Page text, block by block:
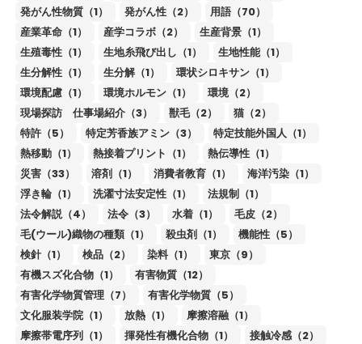
発がん性物質（1）
発がん性（2）
用語（70）
産業革命（1）
産学コラボ（2）
生産背景（1）
生殖毒性（1）
生地糸飛び出し（1）
生地性能（1）
生分解性（1）
生分解（1）
環状シロキサン（1）
環境配慮（1）
環境ホルモン（1）
環境（2）
現場探訪 仕事場紹介（3）
獣毛（2）
猫（2）
特許（5）
特定芳香族アミン（3）
特定技能外国人（1）
熱移動（1）
熱接着プリント（1）
熱伝導性（1）
災害（33）
溶剤（1） 消費者教育（1）
海洋汚染（1）
浮き輪（1）
洗濯寸法安定性（1）
法規制（1）
法令解説（4）
法令（3） 水着（1）
毛皮（2）
毛(ウール)織物の種類（1）
殺虫剤（1）
機能性（5）
検針（1）
検品（2） 染料（1）
東京（9）
有機スズ化合物（1）
有害物質（12）
有害化学物質管理（7）
有害化学物質（5）
文化服装学院（1）
放熱（1）
摩擦溶融（1）
摩擦帯電序列（1）
揮発性有機化合物（1）
接触冷感（2）